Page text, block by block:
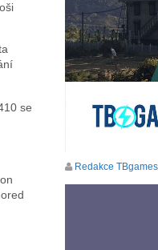
Redakce
se